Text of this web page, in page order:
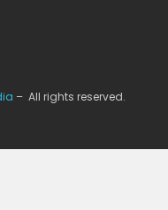
– All rights reserved.